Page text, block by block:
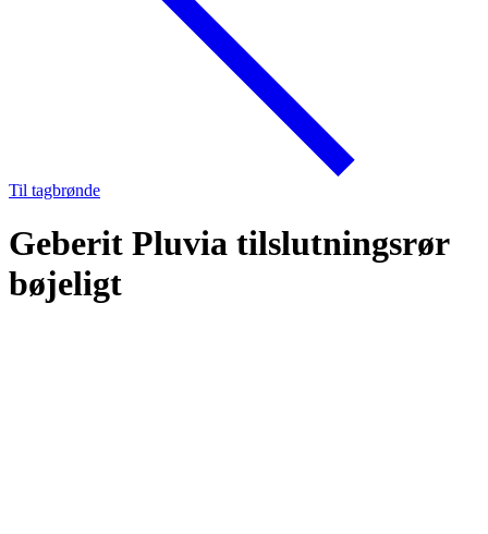
Til tagbrønde
Geberit Pluvia tilslutningsrør
bøjeligt